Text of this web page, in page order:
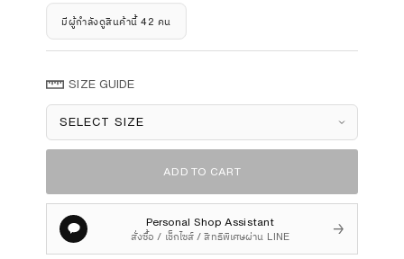
มีผู้กำลังดูสินค้านี้ 42 คน
Size
SIZE GUIDE
ADD TO CART
Personal Shop Assistant
สั่งซื้อ / เช็กไซส์ / สิทธิพิเศษผ่าน LINE
→